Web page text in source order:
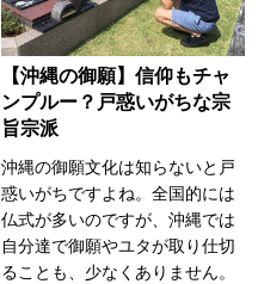
【沖縄の御願】信仰もチャ
ンプルー？戸惑いがちな宗
旨宗派
沖縄の御願文化は知らないと戸
惑いがちですよね。全国的には
仏式が多いのですが、沖縄では
自分達で御願やユタが取り仕切
ることも、少なくありません。